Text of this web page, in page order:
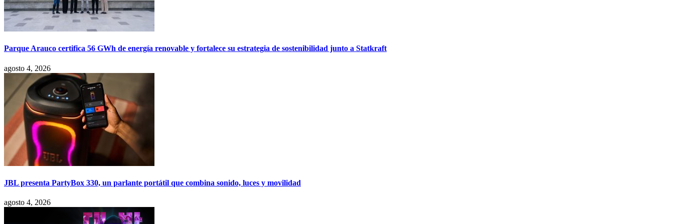
Parque Arauco certifica 56 GWh de energía renovable y fortalece su estrategia de sostenibilidad junto a Statkraft
agosto 4, 2026
JBL presenta PartyBox 330, un parlante portátil que combina sonido, luces y movilidad
agosto 4, 2026